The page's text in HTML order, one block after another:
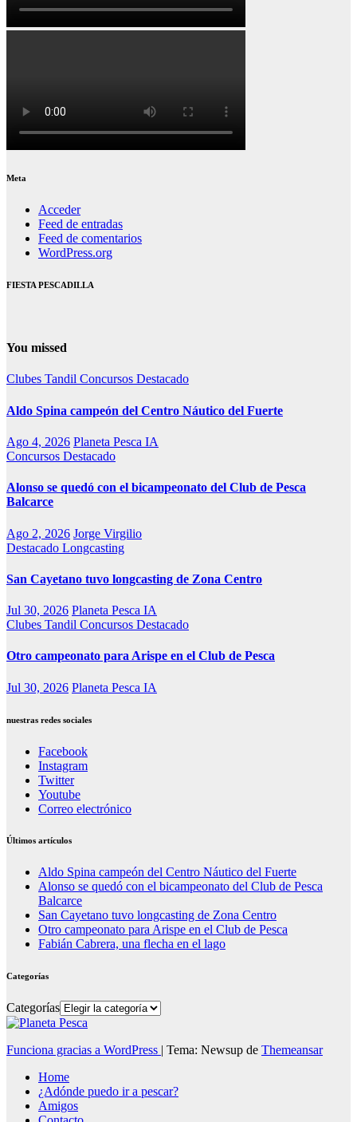
Meta
Acceder
Feed de entradas
Feed de comentarios
WordPress.org
FIESTA PESCADILLA
You missed
Clubes Tandil Concursos Destacado
Aldo Spina campeón del Centro Náutico del Fuerte
Ago 4, 2026 Planeta Pesca IA
Concursos Destacado
Alonso se quedó con el bicampeonato del Club de Pesca
Balcarce
Ago 2, 2026 Jorge Virgilio
Destacado Longcasting
San Cayetano tuvo longcasting de Zona Centro
Jul 30, 2026 Planeta Pesca IA
Clubes Tandil Concursos Destacado
Otro campeonato para Arispe en el Club de Pesca
Jul 30, 2026 Planeta Pesca IA
nuestras redes sociales
Facebook
Instagram
Twitter
Youtube
Correo electrónico
Últimos artículos
Aldo Spina campeón del Centro Náutico del Fuerte
Alonso se quedó con el bicampeonato del Club de Pesca
Balcarce
San Cayetano tuvo longcasting de Zona Centro
Otro campeonato para Arispe en el Club de Pesca
Fabián Cabrera, una flecha en el lago
Categorías
Categorías
Funciona gracias a WordPress | Tema: Newsup de Themeansar
Home
¿Adónde puedo ir a pescar?
Amigos